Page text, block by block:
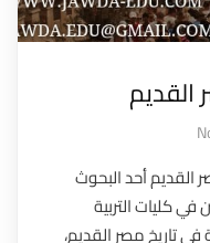
القديم
القديم أحد البحوث
في كليات التربية
تاريخ مصر القديم،